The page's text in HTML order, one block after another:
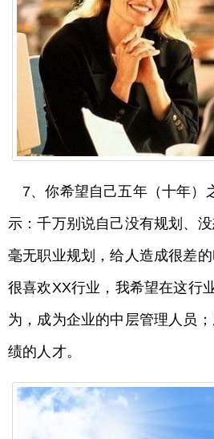
7、你希望自己五年（十年）
示：千万别说自己没有规划、
毫无职业规划，给人造成很差
很喜欢XX行业，我希望在这行
为，成为企业的中层管理人员
绩的人才。